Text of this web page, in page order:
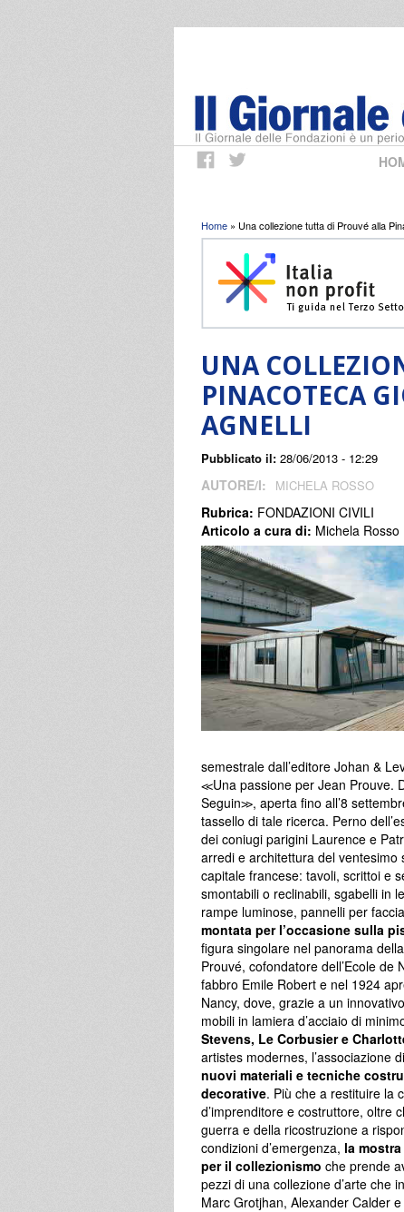
Tu sei qui
Home » Una collezione tutta di Prouvé alla
UNA
PINACOTECA
AGNELLI
Pubblicato il: 28/06/2013 - 12:29
AUTORE/I: MICHELA ROSSO
Rubrica: FONDAZIONI CIVILI
Articolo a cura di: Michela Rosso
semestrale dall’editore Johan &
≪Una passione per Jean Prouve.
Seguin≫, aperta fino all’8
tassello di tale ricerca. Perno
dei coniugi parigini Laurence e
arredi e architettura del ventesimo
capitale francese: tavoli, scrittoi e
smontabili o reclinabili, sgabelli in
rampe luminose, pannelli per
montata per l’occasione sulla
figura singolare nel panorama
Prouvé, cofondatore dell’Ecole de
fabbro Emile Robert e nel 1924
Nancy, dove, grazie a un
mobili in lamiera d’acciaio di
Stevens, Le Corbusier e
artistes modernes, l’associazione
nuovi materiali e tecniche
decorative. Più che a restituire la
d’imprenditore e costruttore, oltre
guerra e della ricostruzione a
condizioni d’emergenza, la
per il collezionismo che prende
pezzi di una collezione d’arte che
Marc Grotjhan, Alexander Calder